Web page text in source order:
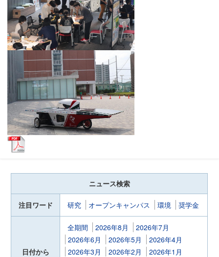
ニュース検索
注目ワード 研究 オープンキャンパス 環境 奨学金
日付から
全期間 2026年8月
2026年7月
2026年6月
2026年5月
2026年4月
2026年3月
2026年2月
2026年1月